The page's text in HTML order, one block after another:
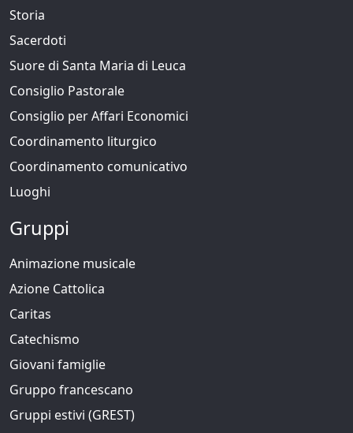
Storia
Sacerdoti
Suore di Santa Maria di Leuca
Consiglio Pastorale
Consiglio per Affari Economici
Coordinamento liturgico
Coordinamento comunicativo
Luoghi
Gruppi
Animazione musicale
Azione Cattolica
Caritas
Catechismo
Giovani famiglie
Gruppo francescano
Gruppi estivi (GREST)